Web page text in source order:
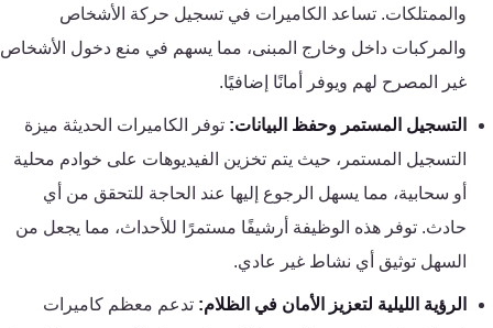
والممتلكات. تساعد الكاميرات في تسجيل حركة الأشخاص
والمركبات داخل وخارج المبنى، مما يسهم في منع دخول الأشخاص
غير المصرح لهم ويوفر أمانًا إضافيًا.
التسجيل المستمر وحفظ البيانات:توفر الكاميرات الحديثة ميزة
التسجيل المستمر، حيث يتم تخزين الفيديوهات على خوادم محلية
أو سحابية، مما يسهل الرجوع إليها عند الحاجة للتحقق من أي
حادث. توفر هذه الوظيفة أرشيفًا مستمرًا للأحداث، مما يجعل من
السهل توثيق أي نشاط غير عادي.
الرؤية الليلية لتعزيز الأمان في الظلام:تدعم معظم كاميرات
السرقة
أنظمة
إنذار
الحريق
أكسيس